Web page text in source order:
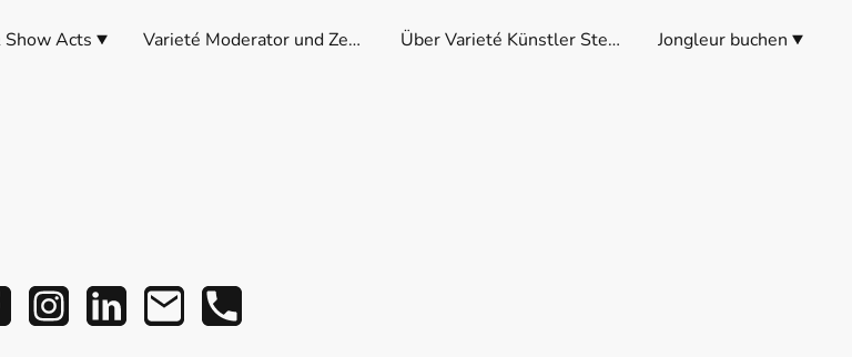
Acts Varieté Moderator und Zeremonienmeister Über Varieté Künstler Stephan Masur Jongleur buchen